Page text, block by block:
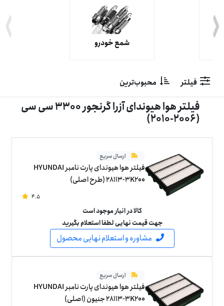
شمع خودرو
فیلتر محبوب‌ترین
فیلتر هوا هیوندای آزرا گرنجور 3300 سی سی
(2006-2010)
ارسال سریع
فیلتر هوا هیوندای پارت نامبر HYUNDAI
28113-3K200 (طرح اصلی)
4.5
کالا در انبار موجود است
جهت قیمت نهایی لطفا استعلام بگیرید
مشاوره و استعلام نهایی محصول
ارسال سریع
فیلتر هوا هیوندای پارت نامبر HYUNDAI
28113-3K200 جنیون (اصلی)